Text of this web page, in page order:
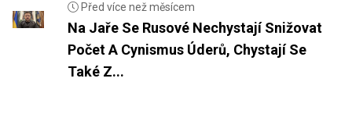
Před více než měsícem
Na Jaře Se Rusové Nechystají Snižovat
Počet A Cynismus Úderů, Chystají Se
Také Z...